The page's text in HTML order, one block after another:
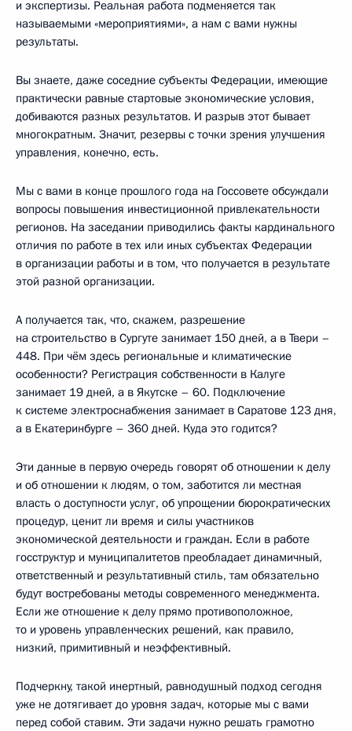
и экспертизы. Реальная работа подменяется так
называемыми «мероприятиями», а нам с вами нужны
результаты.
Вы знаете, даже соседние субъекты Федерации, имеющие
практически равные стартовые экономические условия,
добиваются разных результатов. И разрыв этот бывает
многократным. Значит, резервы с точки зрения улучшения
управления, конечно, есть.
Мы с вами в конце прошлого года на Госсовете обсуждали
вопросы повышения инвестиционной привлекательности
регионов. На заседании приводились факты кардинального
отличия по работе в тех или иных субъектах Федерации
в организации работы и в том, что получается в результате
этой разной организации.
А получается так, что, скажем, разрешение
на строительство в Сургуте занимает 150 дней, а в Твери –
448. При чём здесь региональные и климатические
особенности? Регистрация собственности в Калуге
занимает 19 дней, а в Якутске – 60. Подключение
к системе электроснабжения занимает в Саратове 123 дня,
а в Екатеринбурге – 360 дней. Куда это годится?
Эти данные в первую очередь говорят об отношении к делу
и об отношении к людям, о том, заботится ли местная
власть о доступности услуг, об упрощении бюрократических
процедур, ценит ли время и силы участников
экономической деятельности и граждан. Если в работе
госструктур и муниципалитетов преобладает динамичный,
ответственный и результативный стиль, там обязательно
будут востребованы методы современного менеджмента.
Если же отношение к делу прямо противоположное,
то и уровень управленческих решений, как правило,
низкий, примитивный и неэффективный.
Подчеркну, такой инертный, равнодушный подход сегодня
уже не дотягивает до уровня задач, которые мы с вами
перед собой ставим. Эти задачи нужно решать грамотно